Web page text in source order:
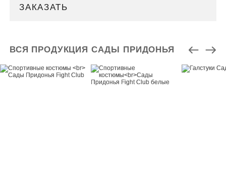
ЗАКАЗАТЬ
ВСЯ ПРОДУКЦИЯ САДЫ ПРИДОНЬЯ